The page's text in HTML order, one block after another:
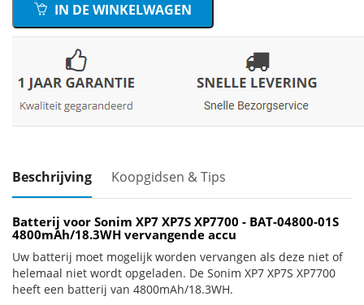
IN DE WINKELWAGEN
Beschrijving Koopgidsen & Tips
Batterij voor Sonim XP7 XP7S XP7700 - BAT-04800-01S
4800mAh/18.3WH vervangende accu
Uw batterij moet mogelijk worden vervangen als deze niet of
helemaal niet wordt opgeladen. De Sonim XP7 XP7S XP7700
heeft een batterij van 4800mAh/18.3WH.